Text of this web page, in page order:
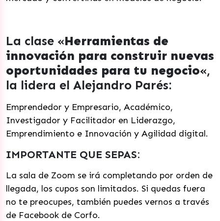
La clase «Herramientas de
innovación para construir nuevas
oportunidades para tu negocio«,
la lidera el Alejandro Parés:
Emprendedor y Empresario, Académico,
Investigador y Facilitador en Liderazgo,
Emprendimiento e Innovación y Agilidad digital.
IMPORTANTE QUE SEPAS:
La sala de Zoom se irá completando por orden de
llegada, los cupos son limitados. Si quedas fuera
no te preocupes, también puedes vernos a través
de Facebook de Corfo.